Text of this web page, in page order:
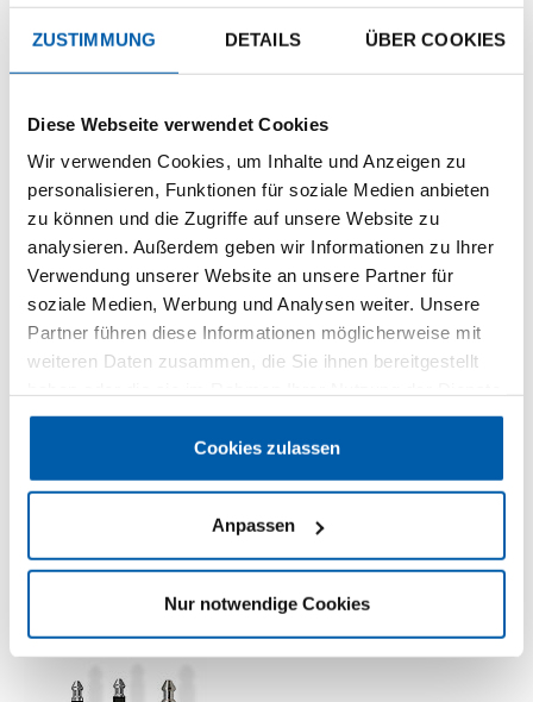
ZUSTIMMUNG DETAILS ÜBER COOKIES
Diese Webseite verwendet Cookies
Wir verwenden Cookies, um Inhalte und Anzeigen zu
personalisieren, Funktionen für soziale Medien anbieten
zu können und die Zugriffe auf unsere Website zu
analysieren. Außerdem geben wir Informationen zu Ihrer
Verwendung unserer Website an unsere Partner für
soziale Medien, Werbung und Analysen weiter. Unsere
Partner führen diese Informationen möglicherweise mit
weiteren Daten zusammen, die Sie ihnen bereitgestellt
gesammelt haben.
Cookies zulassen
Anpassen
Nur notwendige Cookies
BIPOLARE
MEHR ERFAHREN
NEUTRALELEKTRODEN­KABEL